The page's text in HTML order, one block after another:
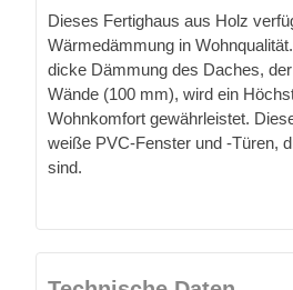
Dieses Fertighaus aus Holz
Wärmedämmung in
dicke Dämmung des Daches,
Wände (100 mm), wird ein
Wohnkomfort gewährleistet.
weiße PVC-Fenster und -Türen,
sind.